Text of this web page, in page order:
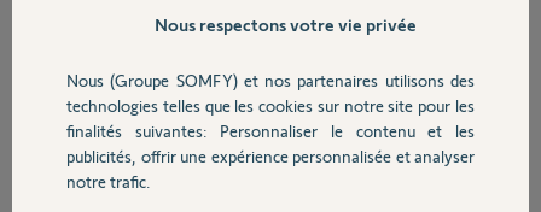
Sécurité
Domotique
enfin dispo sur l'interface de la box tahoma (et
sauter cozytouch qui plante quasi tout le
temps).
La gestion des radiateurs est impeccable, mais
Nous respectons votre vie privée
Nous (Groupe SOMFY) et nos partenaires utilisons des
technologies telles que les cookies sur notre site pour les
finalités suivantes: Personnaliser le contenu et les
publicités, offrir une expérience personnalisée et analyser
notre trafic.